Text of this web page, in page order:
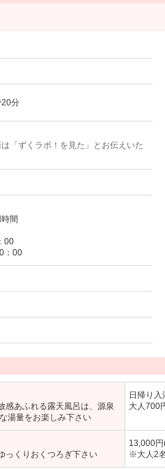
20分
「ずくラボ！を見た」とお伝えいた
間
00
：00
感あふれる露天風呂は、源泉
湯量をお楽しみ下さい
日帰り入
大人700
っくりおくつろぎ下さい
13,000
※大人2